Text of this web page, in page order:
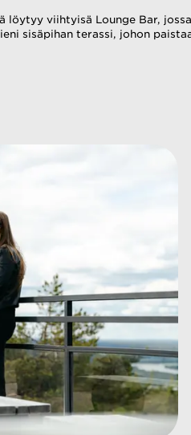
löytyy viihtyisä Lounge Bar,
sisäpihan terassi, johon